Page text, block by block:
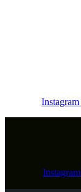
Instagram
Instagram